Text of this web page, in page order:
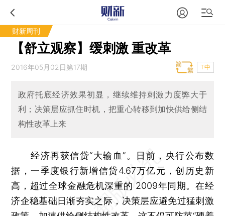
财新周刊
【舒立观察】缓刺激 重改革
2016年05月02日第17期 T中
政府托底经济效果初显，继续维持刺激力度弊大于
利；决策层应抓住时机，把重心转移到加快供给侧结
构性改革上来
经济再获信贷“大输血”。日前，央行公布数
据，一季度银行新增信贷4.67万亿元，创历史新
高，超过全球金融危机深重的 2009年同期。在经
济企稳基础日渐夯实之际，决策层应避免过猛刺激